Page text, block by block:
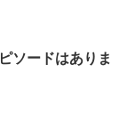
ソードはありま